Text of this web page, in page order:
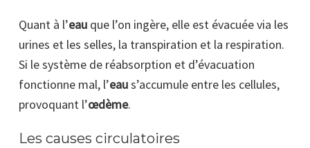
Quant à l’eau que l’on ingère, elle est évacuée via les
urines et les selles, la transpiration et la respiration.
Si le système de réabsorption et d’évacuation
fonctionne mal, l’eaus’accumule entre les cellules,
provoquant l’œdème.
Les causes circulatoires